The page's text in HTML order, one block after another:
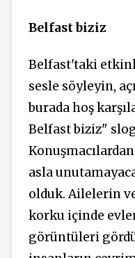
Belfast biziz
Belfast'taki
sesle söyleyin,
burada hoş
Belfast biziz"
asla
olduk. Ailelerin
korku içinde
görüntüleri